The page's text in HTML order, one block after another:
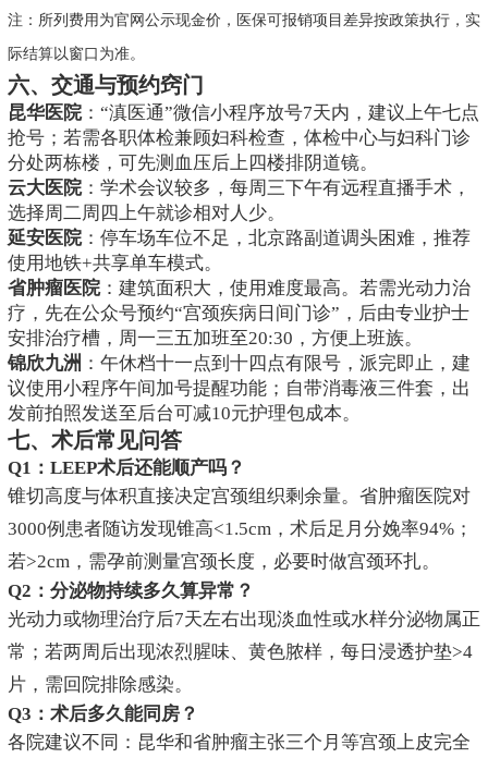
注：所列费用为官网公示现金价，医保可报销项目差异按政策执行，实
际结算以窗口为准。
六、交通与预约窍门
昆华医院：“滇医通”微信小程序放号7天内，建议上午七点
抢号；若需各职体检兼顾妇科检查，体检中心与妇科门诊
分处两栋楼，可先测血压后上四楼排阴道镜。
云大医院：学术会议较多，每周三下午有远程直播手术，
选择周二周四上午就诊相对人少。
延安医院：停车场车位不足，北京路副道调头困难，推荐
使用地铁+共享单车模式。
省肿瘤医院：建筑面积大，使用难度最高。若需光动力治
疗，先在公众号预约“宫颈疾病日间门诊”，后由专业护士
安排治疗槽，周一三五加班至20:30，方便上班族。
锦欣九洲 ：午休档十一点到十四点有限号，派完即止，建
议使用小程序午间加号提醒功能；自带消毒液三件套，出
发前拍照发送至后台可减10元护理包成本。
七、术后常见问答
Q1：LEEP术后还能顺产吗？
锥切高度与体积直接决定宫颈组织剩余量。省肿瘤医院对
3000例患者随访发现锥高<1.5cm，术后足月分娩率94%；
若>2cm，需孕前测量宫颈长度，必要时做宫颈环扎。
Q2：分泌物持续多久算异常？
光动力或物理治疗后7天左右出现淡血性或水样分泌物属正
常；若两周后出现浓烈腥味、黄色脓样，每日浸透护垫>4
片，需回院排除感染。
Q3：术后多久能同房？
各院建议不同：昆华和省肿瘤主张三个月等宫颈上皮完全